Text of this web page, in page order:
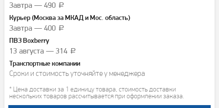
Завтра — 490 a
Курьер (Москва за МКАД и Мос. область)
Завтра — 400 a
ПВЗ Boxberry
13 августа — 314 a
Транспортные компании
Сроки и стоимость уточняйте у менеджера
* Цена доставки за 1 единицу товара, стоимость доставки
нескольких товаров рассчитывается при оформлении заказа.